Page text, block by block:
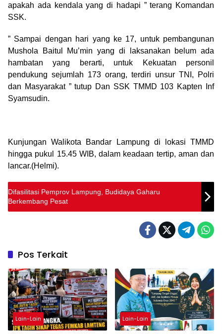
apakah ada kendala yang di hadapi ” terang Komandan
SSK.
” Sampai dengan hari yang ke 17, untuk pembangunan
Mushola Baitul Mu’min yang di laksanakan belum ada
hambatan yang berarti, untuk Kekuatan personil
pendukung sejumlah 173 orang, terdiri unsur TNI, Polri
dan Masyarakat ” tutup Dan SSK TMMD 103 Kapten Inf
Syamsudin.
Kunjungan Walikota Bandar Lampung di lokasi TMMD
hingga pukul 15.45 WIB, dalam keadaan tertip, aman dan
lancar.(Helmi).
Difasilitasi Pemprov Lampung, Budidaya Gaharu
Berkembang Pesat
Pos Terkait
Lain-Lain Lain-Lain